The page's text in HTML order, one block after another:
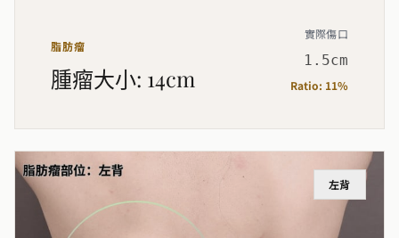
脂肪瘤
腫瘤大小: 14cm
實際傷口
1.5cm
Ratio: 11%
左背